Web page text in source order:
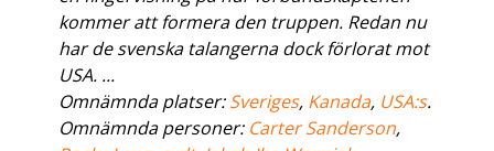
kommer att formera den truppen. Redan nu
har de svenska talangerna dock förlorat mot
USA. ...
Omnämnda platser:Sveriges, Kanada, USA:s.
Omnämnda personer: Carter Sanderson,